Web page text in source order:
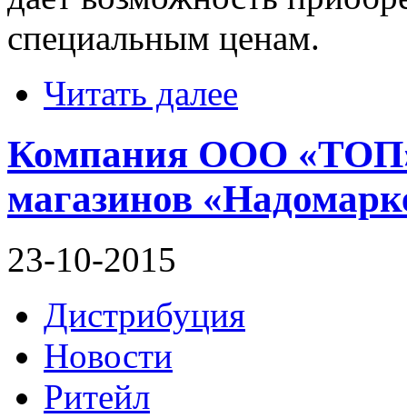
специальным ценам.
Читать далее
Компания ООО «ТОП»
магазинов
23-10-2015
Дистрибуция
Новости
Ритейл